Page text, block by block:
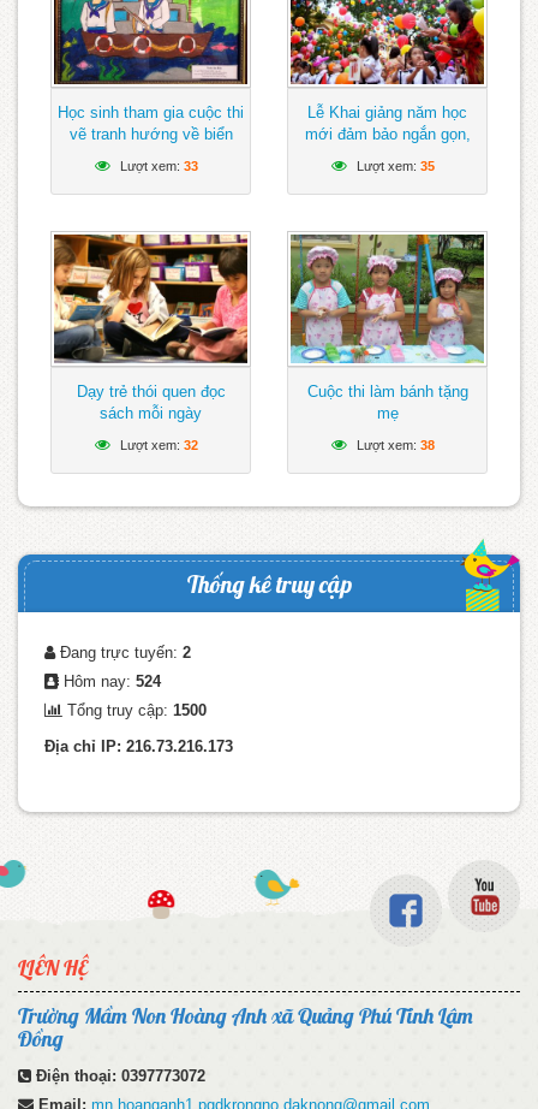
Học sinh tham gia cuộc thi
vẽ tranh hướng về biển
Lượt xem: 33
Lễ Khai giảng năm học
mới đảm bảo ngắn gọn,
Lượt xem: 35
Dạy trẻ thói quen đọc
sách mỗi ngày
Lượt xem: 32
Cuộc thi làm bánh tặng
mẹ
Lượt xem: 38
Thống kê truy cập
Đang trực tuyến: 2
Hôm nay: 524
Tổng truy cập: 1500
Địa chỉ IP: 216.73.216.173
LIÊN HỆ
Trường Mầm Non Hoàng Anh xã Quảng Phú Tỉnh Lâm
Đồng
Điện thoại: 0397773072
Email: mn.hoanganh1.pgdkrongno.daknong@gmail.com